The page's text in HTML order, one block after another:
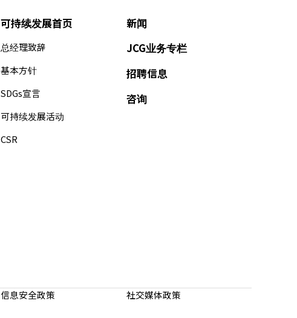
可持续发展首页
总经理致辞
基本方针
SDGs宣言
可持续发展活动
CSR
新闻
JCG业务专栏
招聘信息
咨询
信息安全政策
社交媒体政策